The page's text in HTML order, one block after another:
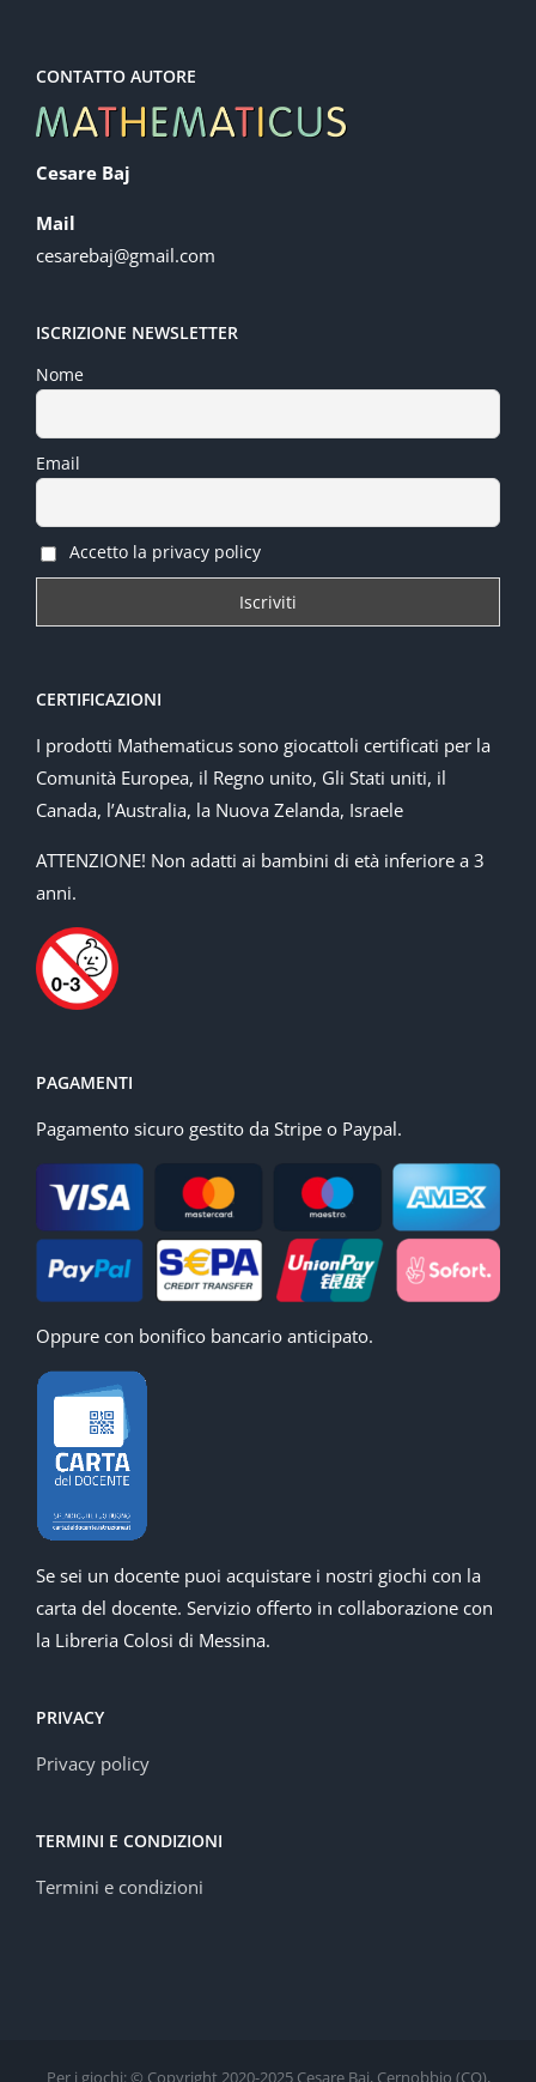
CONTATTO AUTORE
Cesare Baj
Mail
cesarebaj@gmail.com
ISCRIZIONE NEWSLETTER
Nome
Email
Accetto la privacy policy
CERTIFICAZIONI
I prodotti Mathematicus sono giocattoli certificati per la
Comunità Europea, il Regno unito, Gli Stati uniti, il
Canada, l’Australia, la Nuova Zelanda, Israele
ATTENZIONE! Non adatti ai bambini di età inferiore a 3
anni.
PAGAMENTI
Pagamento sicuro gestito da Stripe o Paypal.
Oppure con bonifico bancario anticipato.
Se sei un docente puoi acquistare i nostri giochi con la
carta del docente. Servizio offerto in collaborazione con
la Libreria Colosi di Messina.
PRIVACY
Privacy policy
TERMINI E CONDIZIONI
Termini e condizioni
Per i giochi: © Copyright 2020-2025 Cesare Baj, Cernobbio (CO),